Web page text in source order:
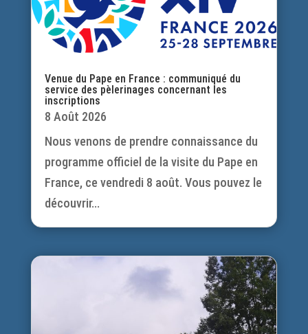
Venue du Pape en France : communiqué du
service des pèlerinages concernant les
inscriptions
8 Août 2026
Nous venons de prendre connaissance du
programme officiel de la visite du Pape en
France, ce vendredi 8 août. Vous pouvez le
découvrir...